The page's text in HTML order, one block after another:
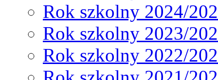
Rok szkolny 2024/
Rok szkolny 2023/
Rok szkolny 2022/